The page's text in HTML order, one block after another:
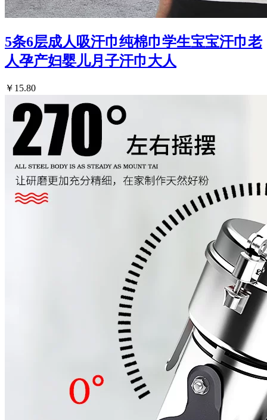
5条6层成人吸汗巾纯棉巾学生宝宝汗巾老
人孕产妇婴儿月子汗巾大人
￥15.80